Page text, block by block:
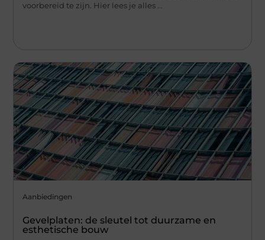
voorbereid te zijn. Hier lees je alles ...
Aanbiedingen
Gevelplaten: de sleutel tot duurzame en
esthetische bouw